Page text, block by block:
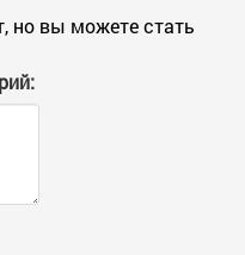
но вы можете стать